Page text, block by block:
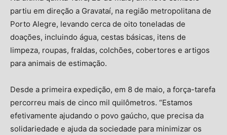
partiu em direção a Gravataí, na região metropolitana de
Porto Alegre, levando cerca de oito toneladas de
doações, incluindo água, cestas básicas, itens de
limpeza, roupas, fraldas, colchões, cobertores e artigos
para animais de estimação.
Desde a primeira expedição, em 8 de maio, a força-tarefa
percorreu mais de cinco mil quilômetros. “Estamos
efetivamente ajudando o povo gaúcho, que precisa da
solidariedade e ajuda da sociedade para minimizar os